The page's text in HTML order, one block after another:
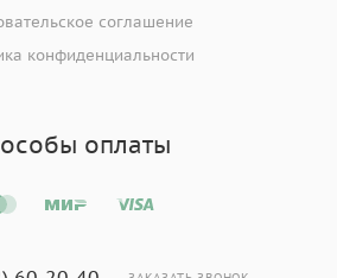
соглашение
конфиденциальности
оплаты